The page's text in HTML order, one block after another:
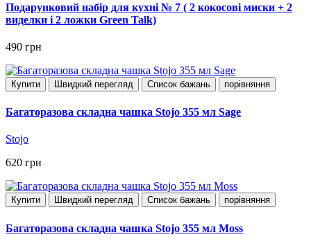
Подарунковий набір для кухні № 7 ( 2 кокосові миски + 2
виделки і 2 ложки Green Talk)
490 грн
Купити Швидкий перегляд Список бажань порівняння
Багаторазова складна чашка Stojo 355 мл Sage
Stojo
620 грн
Купити Швидкий перегляд Список бажань порівняння
Багаторазова складна чашка Stojo 355 мл Moss